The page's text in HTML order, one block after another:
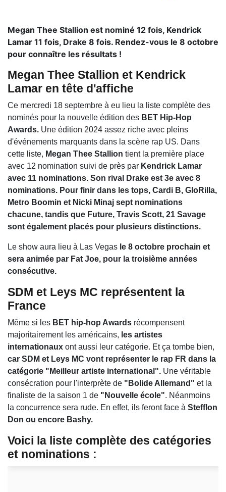
Megan Thee Stallion est nominé 12 fois, Kendrick
Lamar 11 fois, Drake 8 fois. Rendez-vous le 8 octobre
pour connaître les résultats !
Megan Thee Stallion et Kendrick
Lamar en tête d'affiche
Ce mercredi 18 septembre à eu lieu la liste complète des
nominés pour la nouvelle édition des BET Hip-Hop
Awards. Une édition 2024 assez riche avec pleins
d'événements marquants dans la scène rap US. Dans
cette liste, Megan Thee Stallion tient la première place
avec 12 nomination suivi de près par Kendrick Lamar
avec 11 nominations. Son rival Drake est 3e avec 8
nominations. Pour finir dans les tops, Cardi B, GloRilla,
Metro Boomin et Nicki Minaj sept nominations
chacune, tandis que Future, Travis Scott, 21 Savage
sont également placés pour plusieurs distinctions.
Le show aura lieu à Las Vegas le 8 octobre prochain et
sera animée par Fat Joe, pour la troisième années
consécutive.
SDM et Leys MC représentent la
France
Même si les BET hip-hop Awards récompensent
majoritairement les américains, les artistes
internationaux ont aussi leur catégorie. Et ça tombe bien,
car SDM et Leys MC vont représenter le rap FR dans la
catégorie "Meilleur artiste international". Une véritable
consécration pour l'interprète de "Bolide Allemand" et la
finaliste de la saison 1 de "Nouvelle école". Néanmoins
la concurrence sera rude. En effet, ils feront face à Stefflon
Don ou encore Bashy.
Voici la liste complète des catégories
et nominations :